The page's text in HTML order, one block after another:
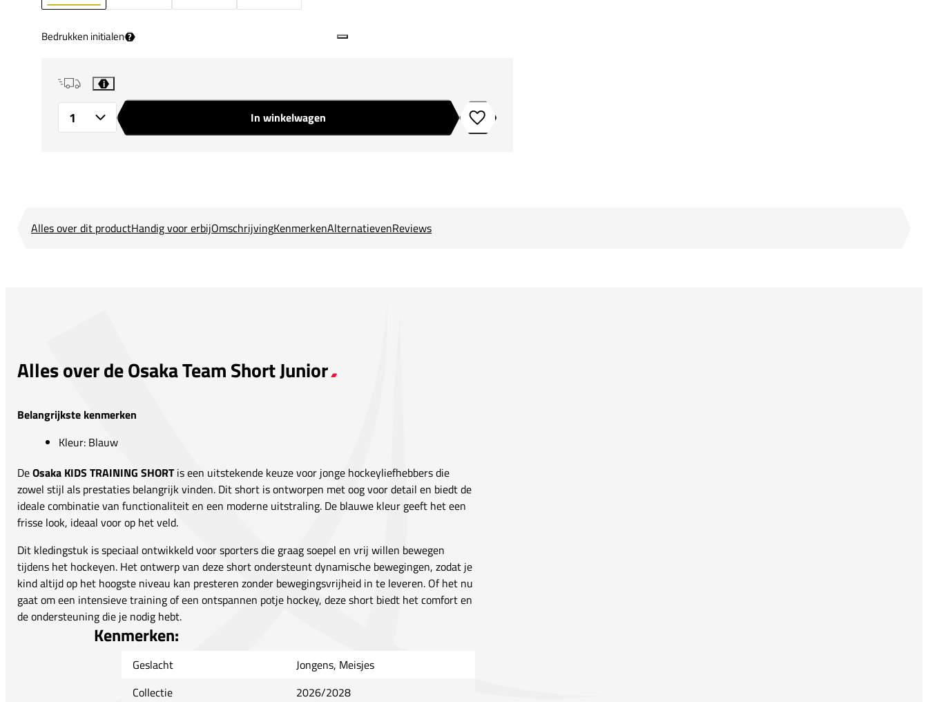
Bedrukken initialen ?
i
In winkelwagen Toevoegen aan verlanglijstje
Alles over dit productHandig voor erbijOmschrijvingKenmerkenAlternatievenReviews
Alles over de Osaka Team Short Junior
Belangrijkste kenmerken
Kleur: Blauw
DeOsaka KIDS TRAINING SHORTis een uitstekende keuze voor jonge hockeyliefhebbers die
zowel stijl als prestaties belangrijk vinden. Dit short is ontworpen met oog voor detail en biedt de
ideale combinatie van functionaliteit en een moderne uitstraling. De blauwe kleur geeft het een
frisse look, ideaal voor op het veld.
Dit kledingstuk is speciaal ontwikkeld voor sporters die graag soepel en vrij willen bewegen
tijdens het hockeyen. Het ontwerp van deze short ondersteunt dynamische bewegingen, zodat je
kind altijd op het hoogste niveau kan presteren zonder bewegingsvrijheid in te leveren. Of het nu
gaat om een intensieve training of een ontspannen potje hockey, deze short biedt het comfort en
de ondersteuning die je nodig hebt.
Kenmerken:
Geslacht
Jongens, Meisjes
Collectie
2026/2028